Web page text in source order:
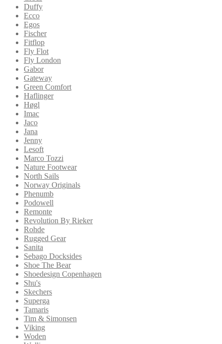
Duffy
Ecco
Egos
Fischer
Fitflop
Fly Flot
Fly London
Gabor
Gateway
Green Comfort
Haflinger
Høgl
Imac
Jaco
Jana
Jenny
Lesoft
Marco Tozzi
Nature Footwear
North Sails
Norway Originals
Phenumb
Podowell
Remonte
Revolution By Rieker
Rohde
Rugged Gear
Sanita
Sebago Docksides
Shoe The Bear
Shoedesign Copenhagen
Shu's
Skechers
Superga
Tamaris
Tim & Simonsen
Viking
Woden